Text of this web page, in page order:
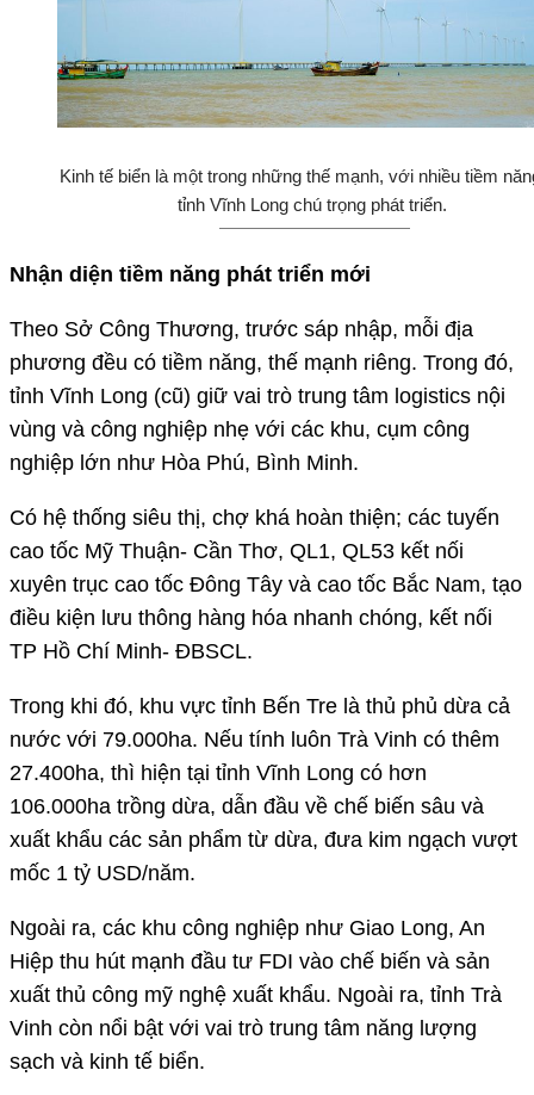
Kinh tế biển là một trong những thế mạnh, với nhiều tiềm
tỉnh Vĩnh Long chú trọng phát triển.
Nhận diện tiềm năng phát triển mới
Theo Sở Công Thương, trước sáp nhập, mỗi địa
phương đều có tiềm năng, thế mạnh riêng. Trong đó,
tỉnh Vĩnh Long (cũ) giữ vai trò trung tâm logistics nội
vùng và công nghiệp nhẹ với các khu, cụm công
nghiệp lớn như Hòa Phú, Bình Minh.
Có hệ thống siêu thị, chợ khá hoàn thiện; các tuyến
cao tốc Mỹ Thuận- Cần Thơ, QL1, QL53 kết nối
xuyên trục cao tốc Đông Tây và cao tốc Bắc Nam, tạo
điều kiện lưu thông hàng hóa nhanh chóng, kết nối
TP Hồ Chí Minh- ĐBSCL.
Trong khi đó, khu vực tỉnh Bến Tre là thủ phủ dừa cả
nước với 79.000ha. Nếu tính luôn Trà Vinh có thêm
27.400ha, thì hiện tại tỉnh Vĩnh Long có hơn
106.000ha trồng dừa, dẫn đầu về chế biến sâu và
xuất khẩu các sản phẩm từ dừa, đưa kim ngạch vượt
mốc 1 tỷ USD/năm.
Ngoài ra, các khu công nghiệp như Giao Long, An
Hiệp thu hút mạnh đầu tư FDI vào chế biến và sản
xuất thủ công mỹ nghệ xuất khẩu. Ngoài ra, tỉnh Trà
Vinh còn nổi bật với vai trò trung tâm năng lượng
sạch và kinh tế biển.